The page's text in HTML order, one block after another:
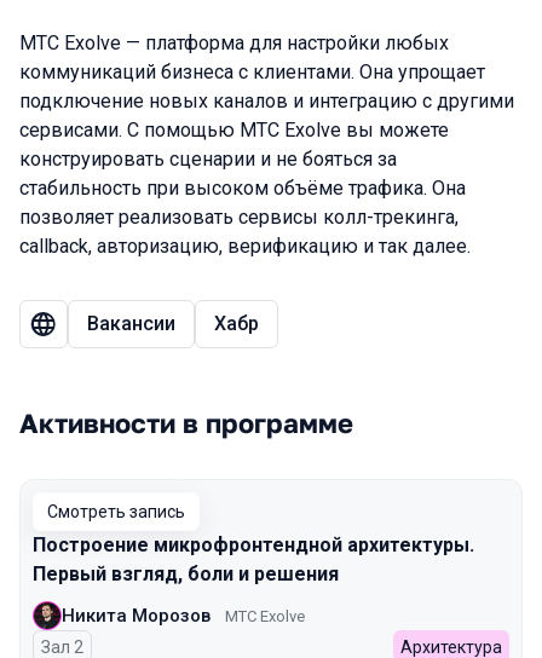
МТС Exolve — платформа для настройки любых
коммуникаций бизнеса с клиентами. Она упрощает
подключение новых каналов и интеграцию с другими
сервисами. С помощью МТС Exolve вы можете
конструировать сценарии и не бояться за
стабильность при высоком объёме трафика. Она
позволяет реализовать сервисы колл-трекинга,
callback, авторизацию, верификацию и так далее.
Вакансии Хабр
Активности в программе
Смотреть запись
Построение микрофронтендной архитектуры.
Первый взгляд, боли и решения
Никита Морозов МТС Exolve
Зал 2 Архитектура